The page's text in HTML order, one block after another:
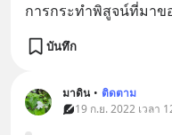
การกระทำพิสูจน์ที่มา
บันทึก
มาดิน • ติดตาม
19 ก.ย. 2022 เวลา